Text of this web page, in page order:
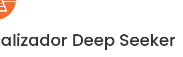
Deep Seeker